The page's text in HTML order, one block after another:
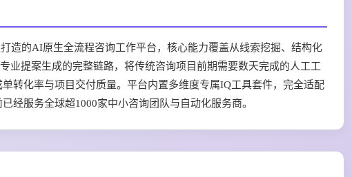
造的AI原生全流程咨询工作平台，核心能力覆盖从线索挖掘、结构化
业提案生成的完整链路，将传统咨询项目前期需要数天完成的人工工
转化率与项目交付质量。平台内置多维度专属IQ工具套件，完全适配
经服务全球超1000家中小咨询团队与自动化服务商。